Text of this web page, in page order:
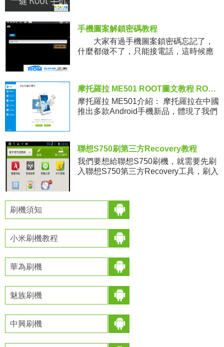
手機圖案解鎖密碼教程
大家有過手機圖案鎖密碼忘記了，
什麼都做不了，只能接電話，這時候應
摩托羅拉 ME501 ROOT圖文教程 ROOT工具下載
摩托羅拉 ME501介紹： 摩托羅拉在中國
推出多款Android手機新品，體現了我們
聯想S750刷第三方Recovery教程
我們要想給聯想S750刷機，就需要先刷
入聯想S750第三方Recovery工具，刷入
re
刷機須知
小米刷機教程
華為刷機
魅族刷機
中興刷機